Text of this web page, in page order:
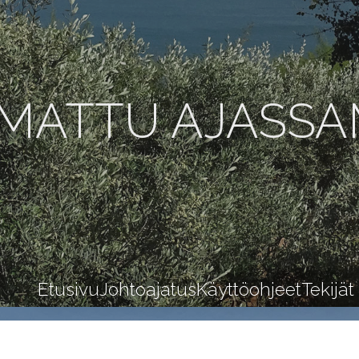
EtusivuJohtoajatusKäyttöohjeetTekijät